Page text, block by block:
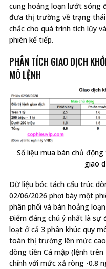
cung hoảng loạn lướt sóng
đưa thị trường về trạng thái
chắc cho quá trình tích lũy
phiên kế tiếp.
PHÂN TÍCH GIAO DỊCH
MÔ LỆNH
Số liệu mua bán chủ
giao
Dữ liệu bóc tách cấu trúc
02/06/2026 phơi bày một
phân phối và bán hoảng
Điểm đáng chú ý nhất là sự
loạt ở cả 3 phân khúc quy
toàn thị trường lên mức
dòng tiền Cá mập (lệnh
chính với mức xả ròng -0.8